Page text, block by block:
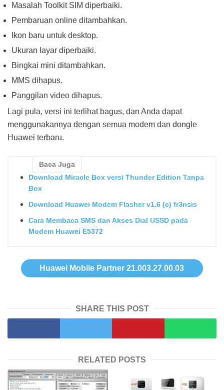
Masalah Toolkit SIM diperbaiki.
Pembaruan online ditambahkan.
Ikon baru untuk desktop.
Ukuran layar diperbaiki.
Bingkai mini ditambahkan.
MMS dihapus.
Panggilan video dihapus.
Lagi pula, versi ini terlihat bagus, dan Anda dapat
menggunakannya dengan semua modem dan dongle
Huawei terbaru.
Baca Juga
Download Miracle Box versi Thunder Edition Tanpa
Box
Download Huawei Modem Flasher v1.6 (c) fr3nsis
Cara Membaca SMS dan Akses Dial USSD pada
Modem Huawei E5372
Huawei Mobile Partner 21.003.27.00.03
SHARE THIS POST
RELATED POSTS